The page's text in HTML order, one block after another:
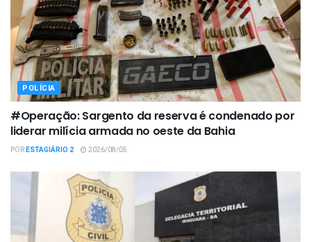
POLÍCIA
#Operação: Sargento da reserva é condenado por
liderar milícia armada no oeste da Bahia
PORESTAGIÁRIO 2 2026/08/05